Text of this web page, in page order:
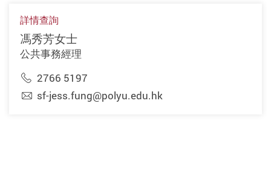
詳情查詢
馮秀芳女士
公共事務經理
2766 5197
sf-jess.fung@polyu.edu.hk